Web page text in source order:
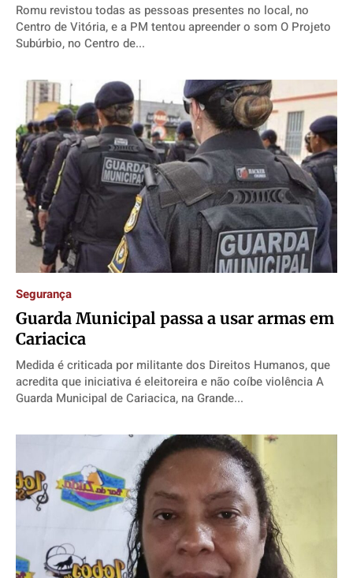
Romu revistou todas as pessoas presentes no local, no
Centro de Vitória, e a PM tentou apreender o som O Projeto
Subúrbio, no Centro de...
Segurança
Guarda Municipal passa a usar armas em
Cariacica
Medida é criticada por militante dos Direitos Humanos, que
acredita que iniciativa é eleitoreira e não coíbe violência A
Guarda Municipal de Cariacica, na Grande...